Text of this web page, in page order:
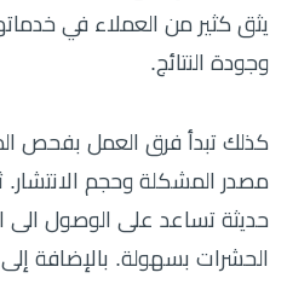
يثق كثير من العملاء في
وجودة النتائج.
كذلك تبدأ فرق العمل بفحص
مصدر المشكلة وحجم
حديثة تساعد على الوصول الى
الحشرات بسهولة. بالإضافة